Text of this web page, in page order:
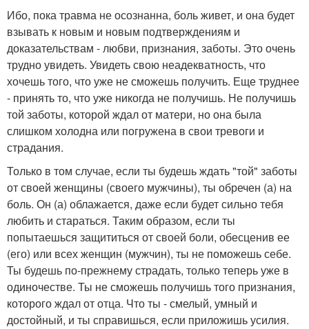
Ибо, пока травма не осознанна, боль живет, и она будет
взывать к новым и новым подтверждениям и
доказательствам - любви, признания, заботы. Это очень
трудно увидеть. Увидеть свою неадекватность, что
хочешь того, что уже не сможешь получить. Еще труднее
- принять то, что уже никогда не получишь. Не получишь
той заботы, которой ждал от матери, но она была
слишком холодна или погружена в свои тревоги и
страдания.
Только в том случае, если ты будешь ждать "той" заботы
от своей женщины (своего мужчины), ты обречен (а) на
боль. Он (а) облажается, даже если будет сильно тебя
любить и стараться. Таким образом, если ты
попытаешься защититься от своей боли, обесценив ее
(его) или всех женщин (мужчин), ты не поможешь себе.
Ты будешь по-прежнему страдать, только теперь уже в
одиночестве. Ты не сможешь получишь того признания,
которого ждал от отца. Что ты - смелый, умный и
достойный, и ты справишься, если приложишь усилия.